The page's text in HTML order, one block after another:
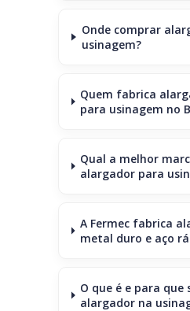
Onde comprar
usinagem?
Quem fabrica
para usinagem no
Qual a melhor
alargador para
A Fermec fabrica
metal duro e aço
O que é e para que
alargador na